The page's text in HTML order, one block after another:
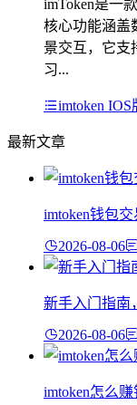
imToken是一
核心功能涵盖
景交互，它支
习...
imtoken IOS
最新文章
imtoken钱包
2026-08-06
新手入门指南
2026-08-06
imtoken怎么